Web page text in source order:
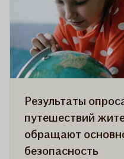
по
дорогам
Результаты
путешествий
обращают
безопасность